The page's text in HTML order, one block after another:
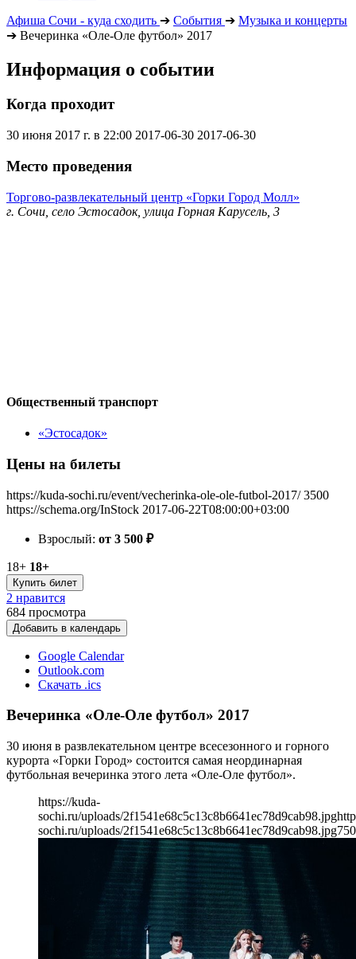
Афиша Сочи - куда сходить ➔ События ➔ Музыка и концерты
➔ Вечеринка «Оле-Оле футбол» 2017
Информация о событии
Когда проходит
30 июня 2017 г. в 22:00 2017-06-30 2017-06-30
Место проведения
Торгово-развлекательный центр «Горки Город Молл»
г. Сочи, село Эстосадок, улица Горная Карусель, 3
Общественный транспорт
«Эстосадок»
Цены на билеты
https://kuda-sochi.ru/event/vecherinka-ole-ole-futbol-2017/ 3500
https://schema.org/InStock 2017-06-22T08:00:00+03:00
Взрослый: от 3 500 ₽
18+ 18+
Купить билет
2 нравится
684 просмотра
Добавить в календарь
Google Calendar
Outlook.com
Скачать .ics
Вечеринка «Оле-Оле футбол» 2017
30 июня в развлекательном центре всесезонного и горного
курорта «Горки Город» состоится самая неординарная
футбольная вечеринка этого лета «Оле-Оле футбол».
https://kuda-
sochi.ru/uploads/2f1541e68c5c13c8b6641ec78d9cab98.jpg
sochi.ru/uploads/2f1541e68c5c13c8b6641ec78d9cab98.jpg750